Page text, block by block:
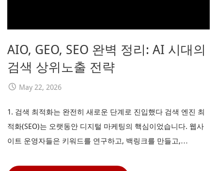
AIO, GEO, SEO 완벽 정리: AI 시대의
검색 상위노출 전략
May 22, 2026
1. 검색 최적화는 완전히 새로운 단계로 진입했다 검색 엔진 최
적화(SEO)는 오랫동안 디지털 마케팅의 핵심이었습니다. 웹사
이트 운영자들은 키워드를 연구하고, 백링크를 만들고,…